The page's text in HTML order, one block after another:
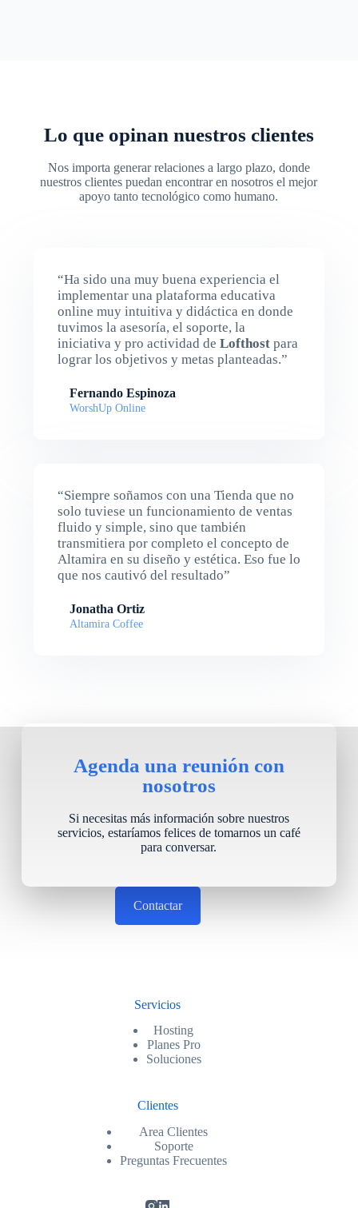
Lo que opinan nuestros clientes
Nos importa generar relaciones a largo plazo, donde
nuestros clientes puedan encontrar en nosotros el mejor
apoyo tanto tecnológico como humano.
“Ha sido una muy buena experiencia el
implementar una plataforma educativa
online muy intuitiva y didáctica en donde
tuvimos la asesoría, el soporte, la
iniciativa y pro actividad de Lofthostpara
lograr los objetivos y metas planteadas.”
Fernando Espinoza
WorshUp Online
“Siempre soñamos con una Tienda que no
solo tuviese un funcionamiento de ventas
fluido y simple, sino que también
transmitiera por completo el concepto de
Altamira en su diseño y estética. Eso fue lo
que nos cautivó del resultado”
Jonatha Ortiz
Altamira Coffee
Agenda una reunión con
nosotros
Si necesitas más información sobre nuestros
servicios, estaríamos felices de tomarnos un café
para conversar.
Contactar
Servicios
Hosting
Planes Pro
Soluciones
Clientes
Area Clientes
Soporte
Preguntas Frecuentes